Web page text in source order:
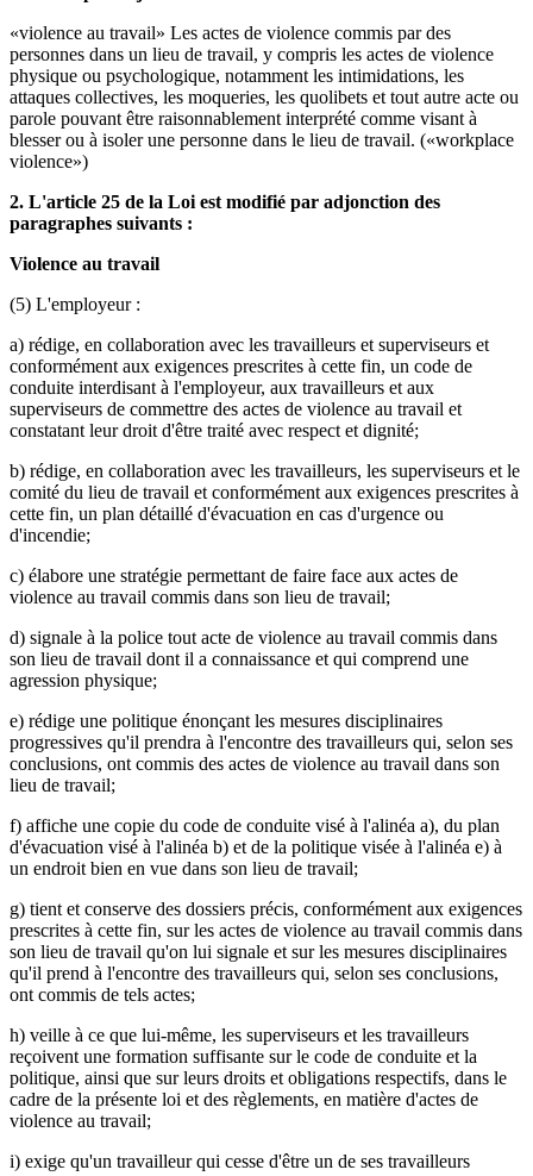
«violence au travail» Les actes de violence commis par des
personnes dans un lieu de travail, y compris les actes de violence
physique ou psychologique, notamment les intimidations, les
attaques collectives, les moqueries, les quolibets et tout autre acte ou
parole pouvant être raisonnablement interprété comme visant à
blesser ou à isoler une personne dans le lieu de travail. («workplace
violence»)
2. L'article 25 de la Loi est modifié par adjonction des
paragraphes suivants :
Violence au travail
(5) L'employeur :
a) rédige, en collaboration avec les travailleurs et superviseurs et
conformément aux exigences prescrites à cette fin, un code de
conduite interdisant à l'employeur, aux travailleurs et aux
superviseurs de commettre des actes de violence au travail et
constatant leur droit d'être traité avec respect et dignité;
b) rédige, en collaboration avec les travailleurs, les superviseurs et le
comité du lieu de travail et conformément aux exigences prescrites à
cette fin, un plan détaillé d'évacuation en cas d'urgence ou
d'incendie;
c) élabore une stratégie permettant de faire face aux actes de
violence au travail commis dans son lieu de travail;
d) signale à la police tout acte de violence au travail commis dans
son lieu de travail dont il a connaissance et qui comprend une
agression physique;
e) rédige une politique énonçant les mesures disciplinaires
progressives qu'il prendra à l'encontre des travailleurs qui, selon ses
conclusions, ont commis des actes de violence au travail dans son
lieu de travail;
f) affiche une copie du code de conduite visé à l'alinéa a), du plan
d'évacuation visé à l'alinéa b) et de la politique visée à l'alinéa e) à
un endroit bien en vue dans son lieu de travail;
g) tient et conserve des dossiers précis, conformément aux exigences
prescrites à cette fin, sur les actes de violence au travail commis dans
son lieu de travail qu'on lui signale et sur les mesures disciplinaires
qu'il prend à l'encontre des travailleurs qui, selon ses conclusions,
ont commis de tels actes;
h) veille à ce que lui-même, les superviseurs et les travailleurs
reçoivent une formation suffisante sur le code de conduite et la
politique, ainsi que sur leurs droits et obligations respectifs, dans le
cadre de la présente loi et des règlements, en matière d'actes de
violence au travail;
i) exige qu'un travailleur qui cesse d'être un de ses travailleurs